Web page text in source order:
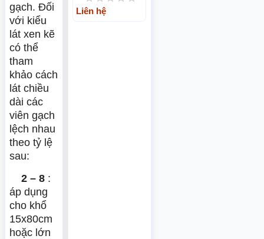
gạch. Đối
với kiểu
lát xen kẽ
có thể
tham
khảo cách
lát chiều
dài các
viên gạch
lệch nhau
theo tỷ lệ
sau:
2 – 8 :
áp dụng
cho khổ
15x80cm
hoặc lớn
Liên hệ